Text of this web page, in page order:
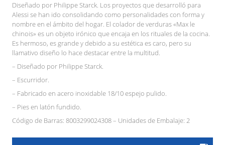
Diseñado por Philippe Starck. Los proyectos que desarrolló para
Alessi se han ido consolidando como personalidades con forma y
nombre en el ámbito del hogar. El colador de verduras «Max le
chinois» es un objeto irónico que encaja en los rituales de la cocina.
Es hermoso, es grande y debido a su estética es caro, pero su
llamativo diseño lo hace destacar entre la multitud.
– Diseñado por Philippe Starck.
– Escurridor.
– Fabricado en acero inoxidable 18/10 espejo pulido.
– Pies en latón fundido.
Código de Barras: 8003299024308 – Unidades de Embalaje: 2